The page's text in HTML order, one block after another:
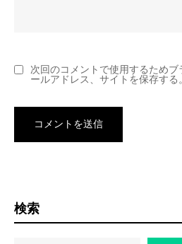
次回のコメントで使用するため
ールアドレス、サイトを保存する。
検索